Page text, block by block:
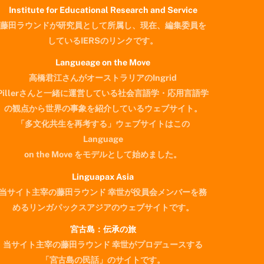
Institute for Educational Research and Service
藤田ラウンドが研究員として所属し、現在、編集委員を
しているIERSのリンクです。
Langueage on the Move
高橋君江さんがオーストラリアのIngrid
さんと一緒に運営している社会言語学・応用言語学
の観点から世界の事象を紹介しているウェブサイト。
「多文化共生を再考する」ウェブサイトはこの
Language
on the Move をモデルとして始めました。
Linguapax Asia
サイト主宰の藤田ラウンド 幸世が役員会メンバーを務
めるリンガパックスアジアのウェブサイトです。
宮古島：伝承の旅
当サイト主宰の藤田ラウンド 幸世がプロデュースする
「宮古島の民話」のサイトです。